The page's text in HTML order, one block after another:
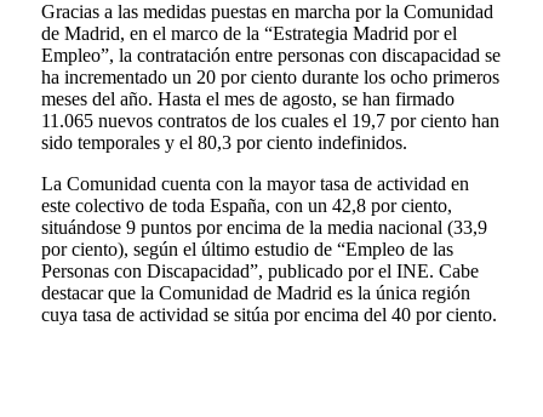
Gracias a las medidas puestas en marcha por la Comunidad
de Madrid, en el marco de la “Estrategia Madrid por el
Empleo”, la contratación entre personas con discapacidad se
ha incrementado un 20 por ciento durante los ocho primeros
meses del año. Hasta el mes de agosto, se han firmado
11.065 nuevos contratos de los cuales el 19,7 por ciento han
sido temporales y el 80,3 por ciento indefinidos.
La Comunidad cuenta con la mayor tasa de actividad en
este colectivo de toda España, con un 42,8 por ciento,
situándose 9 puntos por encima de la media nacional (33,9
por ciento), según el último estudio de “Empleo de las
Personas con Discapacidad”, publicado por el INE. Cabe
destacar que la Comunidad de Madrid es la única región
cuya tasa de actividad se sitúa por encima del 40 por ciento.